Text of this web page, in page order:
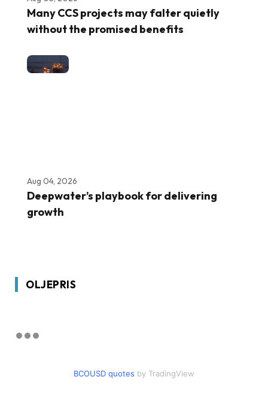
Many CCS projects may falter quietly
without the promised benefits
Aug 04, 2026
Deepwater’s playbook for delivering
growth
OLJEPRIS
BCOUSD quotes by TradingView